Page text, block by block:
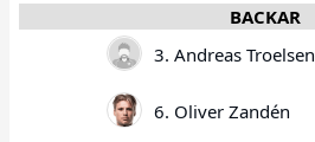
BACKAR
3. Andreas Troelsen
6. Oliver Zandén